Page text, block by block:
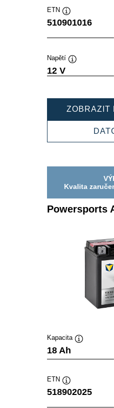
ETN
Popisek
nástroje
510901016
Napětí
nástroje
12 V
ZOBRAZIT
Kvalita
Powersports
Kapacita
18 Ah
ETN
Popisek
nástroje
518902025